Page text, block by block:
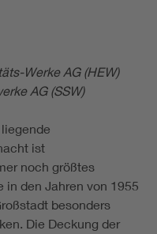
Werke AG (HEW)
AG (SSW)
ist
noch größtes
in den Jahren von 1955
besonders
Die Deckung der